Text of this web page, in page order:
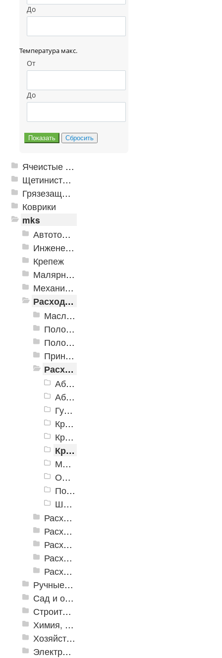
До
Температура макс.
От
До
Ячеистые грязезащитные покрытия
Щетинистые покрытия
Грязезащитные, влаговпитывающие покрытия
Коврики
mks
Автотовары
Инженерная сантехника и инструменты
Крепеж
Малярно-штукатурные инструменты
Механизированные инструменты
Расходные инструменты
Масла и смазки
Полотна для лобзиков и сабельных пил
Полотна для реноватора
Принадлежности для сварочных работ
Расходные абразивные инструменты
Абразивная шлифовальная сетка
Абразивные шарошки
Губки шлифовальные
Круги заточные
Круги отрезные по металлу
Круги шлифовальные лепестковые (тип КЛТ и КЛО)
Мини насадки для граверов
Опорные тарелки
Полировальные насадки
Шлифовальная шкурка
Расходные инструменты для шуруповертов и гайковертов
Расходные инструменты по бетону
Расходные инструменты по дереву
Расходные инструменты по кафелю и стеклу
Расходные инструменты по металлу
Ручные инструменты
Сад и огород
Строительная Химия и принадлежности
Химия, крепеж, СИЗ
Хозяйственные принадлежности
Электрика и свет